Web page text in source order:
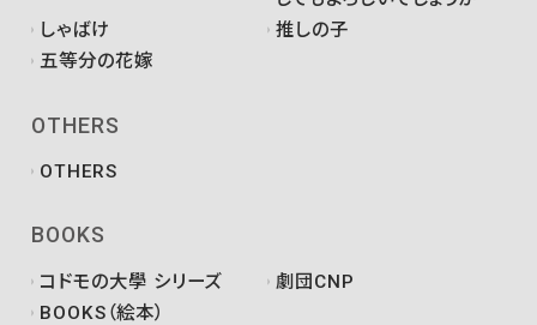
しゃばけ
推しの子
五等分の花嫁
OTHERS
OTHERS
BOOKS
コドモの大學 シリーズ
劇団CNP
BOOKS（絵本）